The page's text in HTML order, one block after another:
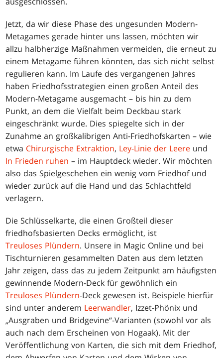
Jetzt, da wir diese Phase des ungesunden Modern-
Metagames gerade hinter uns lassen, möchten wir
allzu halbherzige Maßnahmen vermeiden, die erneut zu
einem Metagame führen könnten, das sich nicht selbst
regulieren kann. Im Laufe des vergangenen Jahres
haben Friedhofsstrategien einen großen Anteil des
Modern-Metagame ausgemacht – bis hin zu dem
Punkt, an dem die Vielfalt beim Deckbau stark
eingeschränkt wurde. Dies spiegelte sich in der
Zunahme an großkalibrigen Anti-Friedhofskarten – wie
etwa Chirurgische Extraktion, Ley-Linie der Leere und
In Frieden ruhen – im Hauptdeck wieder. Wir möchten
also das Spielgeschehen ein wenig vom Friedhof und
wieder zurück auf die Hand und das Schlachtfeld
verlagern.
Die Schlüsselkarte, die einen Großteil dieser
friedhofsbasierten Decks ermöglicht, ist
Treuloses Plündern. Unsere in Magic Online und bei
Tischturnieren gesammelten Daten aus dem letzten
Jahr zeigen, dass das zu jedem Zeitpunkt am häufigsten
gewinnende Modern-Deck für gewöhnlich ein
Treuloses Plündern-Deck gewesen ist. Beispiele hierfür
sind unter anderem Leerwandler, Izzet-Phönix und
„Ausgraben und Bridgevine“-Varianten (sowohl vor als
auch nach dem Erscheinen von Hogaak). Mit der
Veröffentlichung von Karten, die sich mit dem Friedhof,